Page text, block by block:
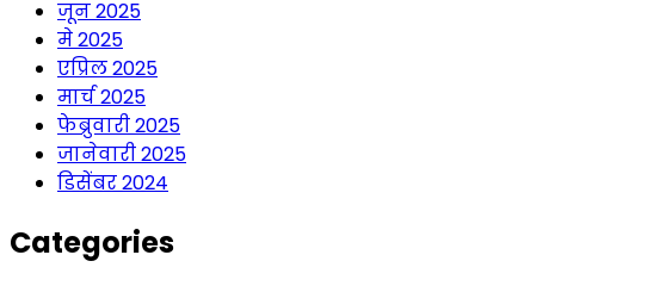
जून 2025
मे 2025
एप्रिल 2025
मार्च 2025
फेब्रुवारी 2025
जानेवारी 2025
डिसेंबर 2024
Categories